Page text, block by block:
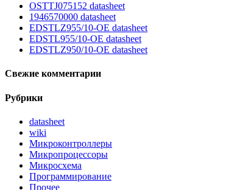
OSTTJ075152 datasheet
1946570000 datasheet
EDSTLZ955/10-OE datasheet
EDSTL955/10-OE datasheet
EDSTLZ950/10-OE datasheet
Свежие комментарии
Рубрики
datasheet
wiki
Микроконтроллеры
Микропроцессоры
Микросхема
Программирование
Прочее